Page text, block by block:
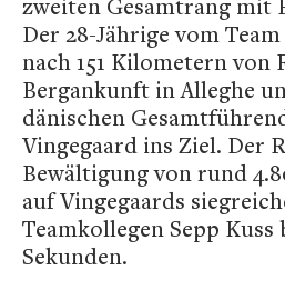
zweiten Gesamtrang mit
Der 28-Jährige vom
nach 151 Kilometern von
Bergankunft in Alleghe
dänischen
Vingegaard ins Ziel. Der
Bewältigung von rund
auf Vingegaards
Teamkollegen Sepp Kuss
Sekunden.